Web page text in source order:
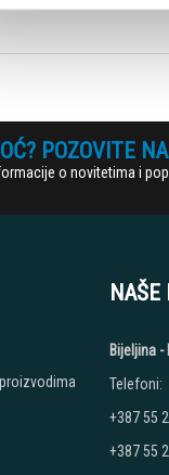
POZOVITE
o novitetima i
NAŠE
Bijeljina -
Telefoni:
+387 55
+387 55